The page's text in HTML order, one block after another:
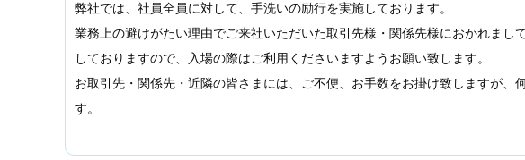
弊社では、社員全員に対して、手洗いの励行を実施しております。
業務上の避けがたい理由でご来社いただいた取引先様・関係先様におかれまし
しておりますので、入場の際はご利用くださいますようお願い致します。
お取引先・関係先・近隣の皆さまには、ご不便、お手数をお掛け致しますが、
す。